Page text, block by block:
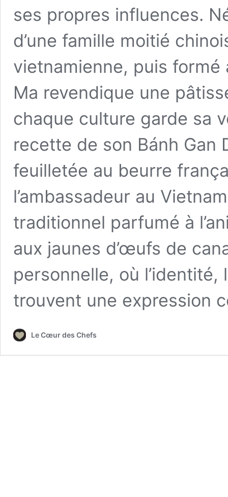
ses propres influences.
d’une famille moitié
vietnamienne, puis
Ma revendique une
chaque culture garde sa
recette de son Bánh Gan
feuilletée au beurre
l’ambassadeur au
traditionnel parfumé à
aux jaunes d’œufs de
personnelle, où
trouvent une expression
Le Cœur des Chefs